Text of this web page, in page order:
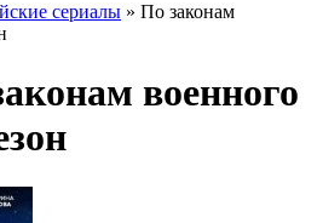
сериалы » По законам
военного